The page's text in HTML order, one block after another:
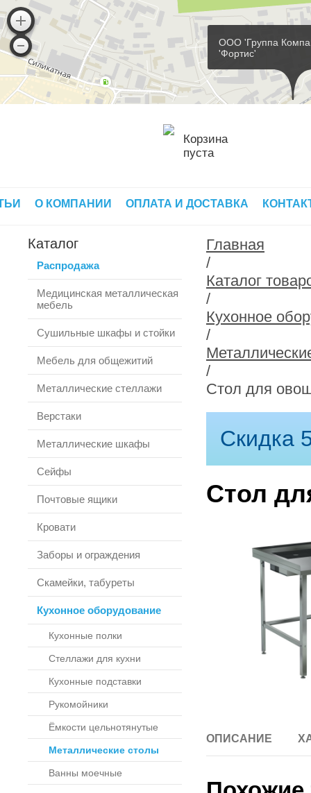
ООО 'Группа
'Фортис'
Корзина
пуста
О КОМПАНИИ ОПЛАТА И ДОСТАВКА
Каталог
Распродажа
Медицинская металлическая
мебель
Сушильные шкафы и стойки
Мебель для общежитий
Металлические стеллажи
Верстаки
Металлические шкафы
Сейфы
Почтовые ящики
Кровати
Заборы и ограждения
Скамейки, табуреты
Кухонное оборудование
Кухонные полки
Стеллажи для кухни
Кухонные подставки
Рукомойники
Ёмкости цельнотянутые
Металлические столы
Ванны моечные
Главная
/
Каталог
/
Кухонное
/
/
Стол для
Скидка
Стол
ОПИСАНИЕ